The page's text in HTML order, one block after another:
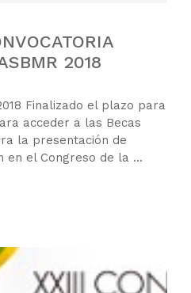
2018
Finalizado el plazo para
acceder a las Becas
la presentación de
en el Congreso de la …